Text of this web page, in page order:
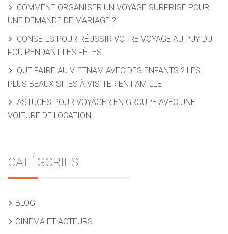
COMMENT ORGANISER UN VOYAGE SURPRISE POUR
UNE DEMANDE DE MARIAGE ?
CONSEILS POUR RÉUSSIR VOTRE VOYAGE AU PUY DU
FOU PENDANT LES FÊTES
QUE FAIRE AU VIETNAM AVEC DES ENFANTS ? LES
PLUS BEAUX SITES À VISITER EN FAMILLE
ASTUCES POUR VOYAGER EN GROUPE AVEC UNE
VOITURE DE LOCATION
CATÉGORIES
BLOG
CINÉMA ET ACTEURS